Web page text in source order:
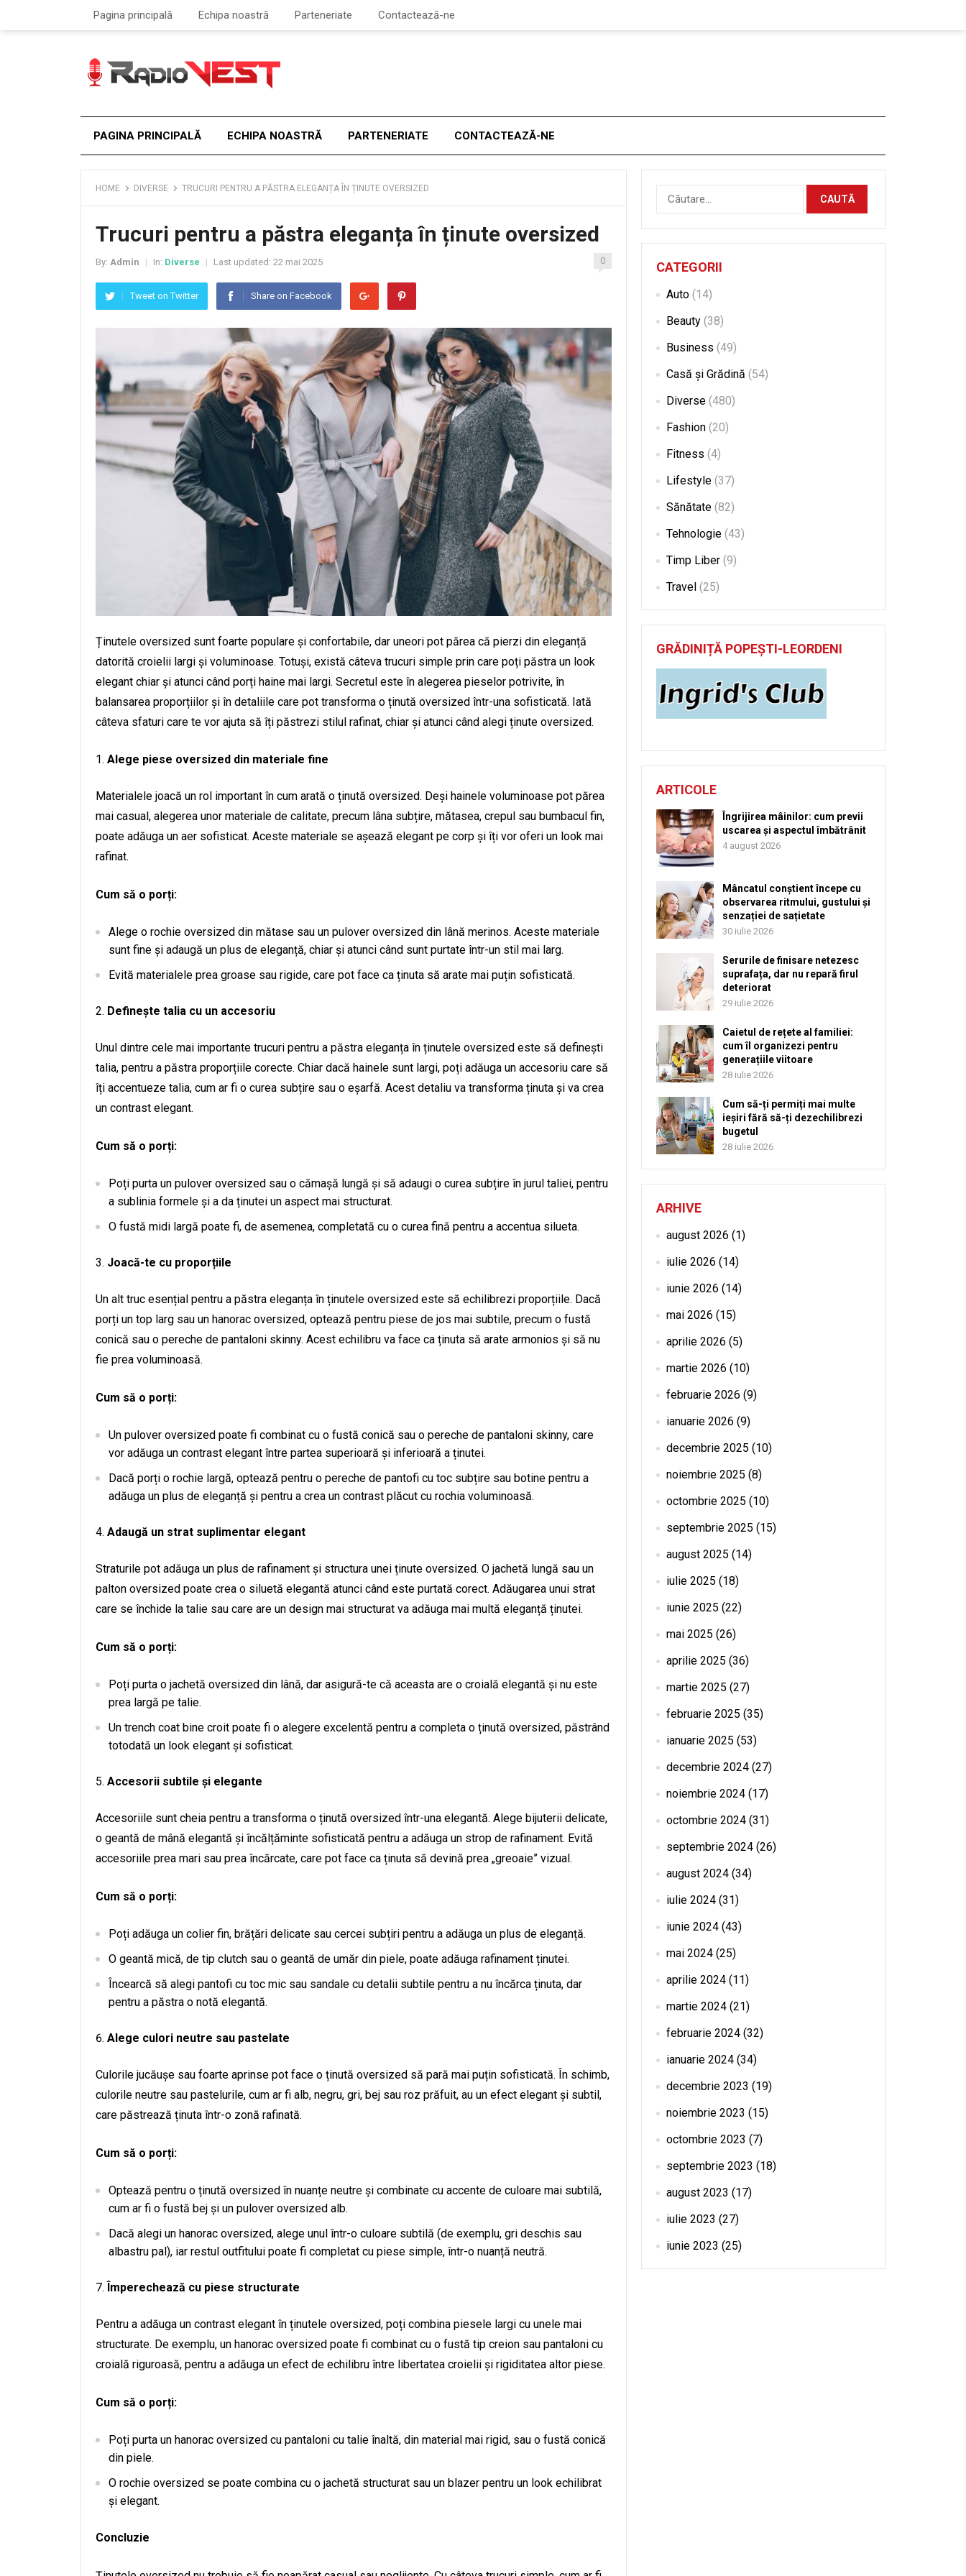
Pagina principală Echipa noastră Parteneriate Contactează-ne
PAGINA PRINCIPALĂ ECHIPA NOASTRĂ PARTENERIATE CONTACTEAZĂ-NE
HOME DIVERSE TRUCURI PENTRU A PĂSTRA ELEGANȚA ÎN ȚINUTE OVERSIZED
Trucuri pentru a păstra eleganța în ținute oversized
By: Admin In: Diverse Last updated: 22 mai 2025 0
Tweet on Twitter Share on Facebook
Ținutele oversized sunt foarte populare și confortabile, dar uneori pot părea că pierzi din eleganță
datorită croielii largi și voluminoase. Totuși, există câteva trucuri simple prin care poți păstra un look
elegant chiar și atunci când porți haine mai largi. Secretul este în alegerea pieselor potrivite, în
balansarea proporțiilor și în detaliile care pot transforma o ținută oversized într-una sofisticată. Iată
câteva sfaturi care te vor ajuta să îți păstrezi stilul rafinat, chiar și atunci când alegi ținute oversized.
Alege piese oversized din materiale fine
Materialele joacă un rol important în cum arată o ținută oversized. Deși hainele voluminoase pot părea
mai casual, alegerea unor materiale de calitate, precum lâna subțire, mătasea, crepul sau bumbacul fin,
poate adăuga un aer sofisticat. Aceste materiale se așează elegant pe corp și îți vor oferi un look mai
rafinat.
Cum să o porți:
Alege o rochie oversized din mătase sau un pulover oversized din lână merinos. Aceste materiale
sunt fine și adaugă un plus de eleganță, chiar și atunci când sunt purtate într-un stil mai larg.
Evită materialele prea groase sau rigide, care pot face ca ținuta să arate mai puțin sofisticată.
Definește talia cu un accesoriu
Unul dintre cele mai importante trucuri pentru a păstra eleganța în ținutele oversized este să definești
talia, pentru a păstra proporțiile corecte. Chiar dacă hainele sunt largi, poți adăuga un accesoriu care să
îți accentueze talia, cum ar fi o curea subțire sau o eșarfă. Acest detaliu va transforma ținuta și va crea
un contrast elegant.
Cum să o porți:
Poți purta un pulover oversized sau o cămașă lungă și să adaugi o curea subțire în jurul taliei, pentru
a sublinia formele și a da ținutei un aspect mai structurat.
O fustă midi largă poate fi, de asemenea, completată cu o curea fină pentru a accentua silueta.
Joacă-te cu proporțiile
Un alt truc esențial pentru a păstra eleganța în ținutele oversized este să echilibrezi proporțiile. Dacă
porți un top larg sau un hanorac oversized, optează pentru piese de jos mai subtile, precum o fustă
conică sau o pereche de pantaloni skinny. Acest echilibru va face ca ținuta să arate armonios și să nu
fie prea voluminoasă.
Cum să o porți:
Un pulover oversized poate fi combinat cu o fustă conică sau o pereche de pantaloni skinny, care
vor adăuga un contrast elegant între partea superioară și inferioară a ținutei.
Dacă porți o rochie largă, optează pentru o pereche de pantofi cu toc subțire sau botine pentru a
adăuga un plus de eleganță și pentru a crea un contrast plăcut cu rochia voluminoasă.
Adaugă un strat suplimentar elegant
Straturile pot adăuga un plus de rafinament și structura unei ținute oversized. O jachetă lungă sau un
palton oversized poate crea o siluetă elegantă atunci când este purtată corect. Adăugarea unui strat
care se închide la talie sau care are un design mai structurat va adăuga mai multă eleganță ținutei.
Cum să o porți:
Poți purta o jachetă oversized din lână, dar asigură-te că aceasta are o croială elegantă și nu este
prea largă pe talie.
Un trench coat bine croit poate fi o alegere excelentă pentru a completa o ținută oversized, păstrând
totodată un look elegant și sofisticat.
Accesorii subtile și elegante
Accesoriile sunt cheia pentru a transforma o ținută oversized într-una elegantă. Alege bijuterii delicate,
o geantă de mână elegantă și încălțăminte sofisticată pentru a adăuga un strop de rafinament. Evită
accesoriile prea mari sau prea încărcate, care pot face ca ținuta să devină prea „greoaie” vizual.
Cum să o porți:
Poți adăuga un colier fin, brățări delicate sau cercei subțiri pentru a adăuga un plus de eleganță.
O geantă mică, de tip clutch sau o geantă de umăr din piele, poate adăuga rafinament ținutei.
Încearcă să alegi pantofi cu toc mic sau sandale cu detalii subtile pentru a nu încărca ținuta, dar
pentru a păstra o notă elegantă.
Alege culori neutre sau pastelate
Culorile jucăușe sau foarte aprinse pot face o ținută oversized să pară mai puțin sofisticată. În schimb,
culorile neutre sau pastelurile, cum ar fi alb, negru, gri, bej sau roz prăfuit, au un efect elegant și subtil,
care păstrează ținuta într-o zonă rafinată.
Cum să o porți:
Optează pentru o ținută oversized în nuanțe neutre și combinate cu accente de culoare mai subtilă,
cum ar fi o fustă bej și un pulover oversized alb.
Dacă alegi un hanorac oversized, alege unul într-o culoare subtilă (de exemplu, gri deschis sau
albastru pal), iar restul outfitului poate fi completat cu piese simple, într-o nuanță neutră.
Împerechează cu piese structurate
Pentru a adăuga un contrast elegant în ținutele oversized, poți combina piesele largi cu unele mai
structurate. De exemplu, un hanorac oversized poate fi combinat cu o fustă tip creion sau pantaloni cu
croială riguroasă, pentru a adăuga un efect de echilibru între libertatea croielii și rigiditatea altor piese.
Cum să o porți:
Poți purta un hanorac oversized cu pantaloni cu talie înaltă, din material mai rigid, sau o fustă conică
din piele.
O rochie oversized se poate combina cu o jachetă structurat sau un blazer pentru un look echilibrat
și elegant.
Concluzie
Caută
după:
CATEGORII
Auto (14)
Beauty (38)
Business (49)
Casă și Grădină (54)
Diverse (480)
Fashion (20)
Fitness (4)
Lifestyle (37)
Sănătate (82)
Tehnologie (43)
Timp Liber (9)
Travel (25)
GRĂDINIȚĂ POPEȘTI-LEORDENI
ARTICOLE
Îngrijirea mâinilor: cum previi
uscarea și aspectul îmbătrânit
4 august 2026
Mâncatul conștient începe cu
observarea ritmului, gustului și
senzației de sațietate
30 iulie 2026
Serurile de finisare netezesc
suprafața, dar nu repară firul
deteriorat
29 iulie 2026
Caietul de rețete al familiei:
cum îl organizezi pentru
generațiile viitoare
28 iulie 2026
Cum să-ți permiți mai multe
ieșiri fără să-ți dezechilibrezi
bugetul
28 iulie 2026
ARHIVE
august 2026 (1)
iulie 2026 (14)
iunie 2026 (14)
mai 2026 (15)
aprilie 2026 (5)
martie 2026 (10)
februarie 2026 (9)
ianuarie 2026 (9)
decembrie 2025 (10)
noiembrie 2025 (8)
octombrie 2025 (10)
septembrie 2025 (15)
august 2025 (14)
iulie 2025 (18)
iunie 2025 (22)
mai 2025 (26)
aprilie 2025 (36)
martie 2025 (27)
februarie 2025 (35)
ianuarie 2025 (53)
decembrie 2024 (27)
noiembrie 2024 (17)
octombrie 2024 (31)
septembrie 2024 (26)
august 2024 (34)
iulie 2024 (31)
iunie 2024 (43)
mai 2024 (25)
aprilie 2024 (11)
martie 2024 (21)
februarie 2024 (32)
ianuarie 2024 (34)
decembrie 2023 (19)
noiembrie 2023 (15)
octombrie 2023 (7)
septembrie 2023 (18)
august 2023 (17)
iulie 2023 (27)
iunie 2023 (25)